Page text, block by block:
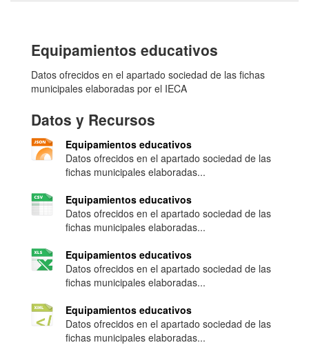
Equipamientos educativos
Datos ofrecidos en el apartado sociedad de las fichas
municipales elaboradas por el IECA
Datos y Recursos
Equipamientos educativos
Datos ofrecidos en el apartado sociedad de las
fichas municipales elaboradas...
Equipamientos educativos
Datos ofrecidos en el apartado sociedad de las
fichas municipales elaboradas...
Equipamientos educativos
Datos ofrecidos en el apartado sociedad de las
fichas municipales elaboradas...
Equipamientos educativos
Datos ofrecidos en el apartado sociedad de las
fichas municipales elaboradas...